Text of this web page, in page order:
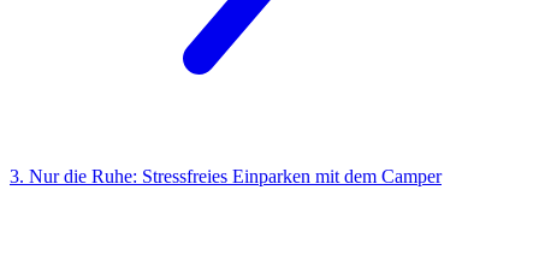
3. Nur die Ruhe: Stressfreies Einparken mit dem Camper